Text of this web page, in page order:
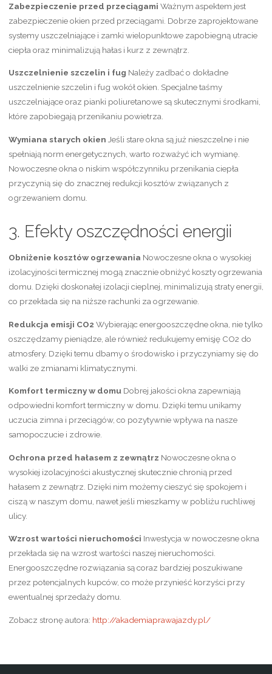
Zabezpieczenie przed przeciągami Ważnym aspektem jest
zabezpieczenie okien przed przeciągami. Dobrze zaprojektowane
systemy uszczelniające i zamki wielopunktowe zapobiegną utracie
ciepła oraz minimalizują hałas i kurz z zewnątrz.
Uszczelnienie szczelin i fug Należy zadbać o dokładne
uszczelnienie szczelin i fug wokół okien. Specjalne taśmy
uszczelniające oraz pianki poliuretanowe są skutecznymi środkami,
które zapobiegają przenikaniu powietrza.
Wymiana starych okien Jeśli stare okna są już nieszczelne i nie
spełniają norm energetycznych, warto rozważyć ich wymianę.
Nowoczesne okna o niskim współczynniku przenikania ciepła
przyczynią się do znacznej redukcji kosztów związanych z
ogrzewaniem domu.
3. Efekty oszczędności energii
Obniżenie kosztów ogrzewania Nowoczesne okna o wysokiej
izolacyjności termicznej mogą znacznie obniżyć koszty ogrzewania
domu. Dzięki doskonałej izolacji cieplnej, minimalizują straty energii,
co przekłada się na niższe rachunki za ogrzewanie.
Redukcja emisji CO2 Wybierając energooszczędne okna, nie tylko
oszczędzamy pieniądze, ale również redukujemy emisję CO2 do
atmosfery. Dzięki temu dbamy o środowisko i przyczyniamy się do
walki ze zmianami klimatycznymi.
Komfort termiczny w domuDobrej jakości okna zapewniają
odpowiedni komfort termiczny w domu. Dzięki temu unikamy
uczucia zimna i przeciągów, co pozytywnie wpływa na nasze
samopoczucie i zdrowie.
Ochrona przed hałasem z zewnątrz Nowoczesne okna o
wysokiej izolacyjności akustycznej skutecznie chronią przed
hałasem z zewnątrz. Dzięki nim możemy cieszyć się spokojem i
ciszą w naszym domu, nawet jeśli mieszkamy w pobliżu ruchliwej
ulicy.
Wzrost wartości nieruchomości Inwestycja w nowoczesne okna
przekłada się na wzrost wartości naszej nieruchomości.
Energooszczędne rozwiązania są coraz bardziej poszukiwane
przez potencjalnych kupców, co może przynieść korzyści przy
ewentualnej sprzedaży domu.
Zobacz stronę autora: http://akademiaprawajazdy.pl/